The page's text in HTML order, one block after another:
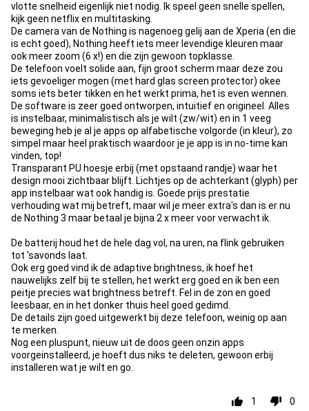
vlotte snelheid eigenlijk niet nodig. Ik speel geen snelle spellen,
kijk geen netflix en multitasking.
De camera van de Nothing is nagenoeg gelij aan de Xperia (en die
is echt goed), Nothing heeft iets meer levendige kleuren maar
ook meer zoom (6 x!) en die zijn gewoon topklasse.
De telefoon voelt solide aan, fijn groot scherm maar deze zou
iets gevoeliger mogen (met hard glas screen protector) okee
soms iets beter tikken en het werkt prima, het is even wennen.
De software is zeer goed ontworpen, intuitief en origineel. Alles
is instelbaar, minimalistisch als je wilt (zw/wit) en in 1 veeg
beweging heb je al je apps op alfabetische volgorde (in kleur), zo
simpel maar heel praktisch waardoor je je app is in no-time kan
vinden, top!
Transparant PU hoesje erbij (met opstaand randje) waar het
design mooi zichtbaar blijft. Lichtjes op de achterkant (glyph) per
app instelbaar wat ook handig is. Goede prijs prestatie
verhouding wat mij betreft, maar wil je meer extra's dan is er nu
de Nothing 3 maar betaal je bijna 2 x meer voor verwacht ik.
De batterij houd het de hele dag vol, na uren, na flink gebruiken
tot 'savonds laat.
Ook erg goed vind ik de adaptive brightness, ik hoef het
nauwelijks zelf bij te stellen, het werkt erg goed en ik ben een
peitje precies wat brightness betreft. Fel in de zon en goed
leesbaar, en in het donker thuis heel goed gedimd.
De details zijn goed uitgewerkt bij deze telefoon, weinig op aan
te merken.
Nog een pluspunt, nieuw uit de doos geen onzin apps
voorgeinstalleerd, je hoeft dus niks te deleten, gewoon erbij
installeren wat je wilt en go.
1 0